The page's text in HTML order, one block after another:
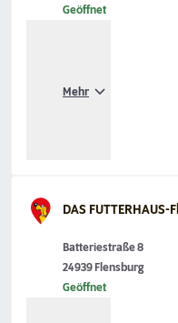
Geöffnet
Mehr
DAS
Batteriestraße 8
24939 Flensburg
Geöffnet